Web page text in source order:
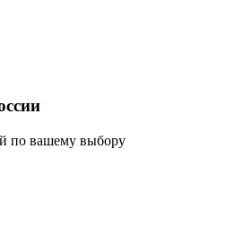
по вашему выбору